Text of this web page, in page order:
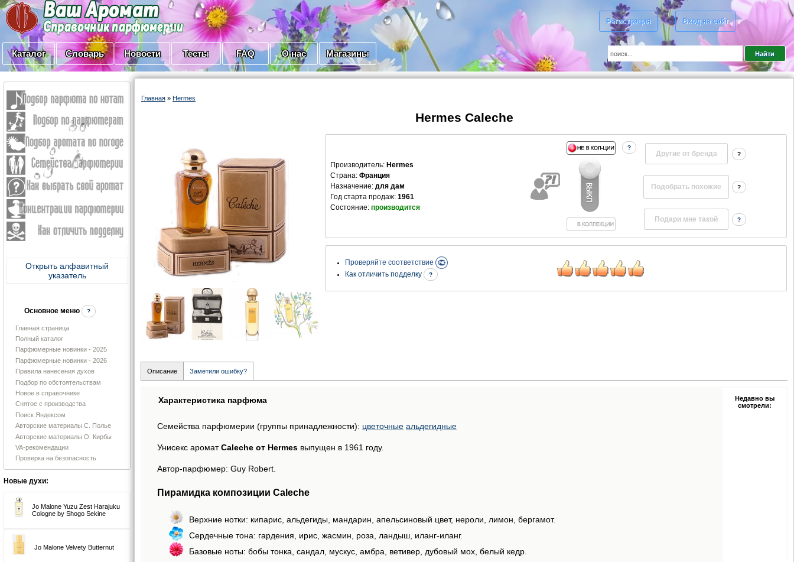
Регистрация Вход на сайт
Каталог Словарь Новости Тесты FAQ О нас Магазины
Открыть алфавитный
указатель
Основное меню ?
Главная страница
Полный каталог
Парфюмерные новинки - 2025
Парфюмерные новинки - 2026
Правила нанесения духов
Подбор по обстоятельствам
Новое в справочнике
Снятое с производства
Поиск Яндексом
Авторские материалы С. Полье
Авторские материалы О. Кирбы
VA-рекомендации
Проверка на безопасность
Новые духи:
Jo Malone Yuzu Zest Harajuku
Cologne by Shogo Sekine
Jo Malone Velvety Butternut
Главная » Hermes
Hermes Caleche
Производитель: Hermes
Страна: Франция
Назначение: для дам
Год старта продаж: 1961
Состояние: производится
?
Другие от бренда ?
?
?
Проверяйте соответствие
Как отличить подделку
?
Описание Заметили ошибку?
Характеристика парфюма
Семейства парфюмерии (группы принадлежности): цветочные альдегидные
Унисекс ароматCaleche от Hermes выпущен в 1961 году.
Автор-парфюмер: Guy Robert.
Пирамидка композиции Caleche
Верхние нотки: кипарис, альдегиды, мандарин, апельсиновый цвет, нероли, лимон, бергамот.
Сердечные тона: гардения, ирис, жасмин, роза, ландыш, иланг-иланг.
Базовые ноты: бобы тонка, сандал, мускус, амбра, ветивер, дубовый мох, белый кедр.
Недавно вы
смотрели: